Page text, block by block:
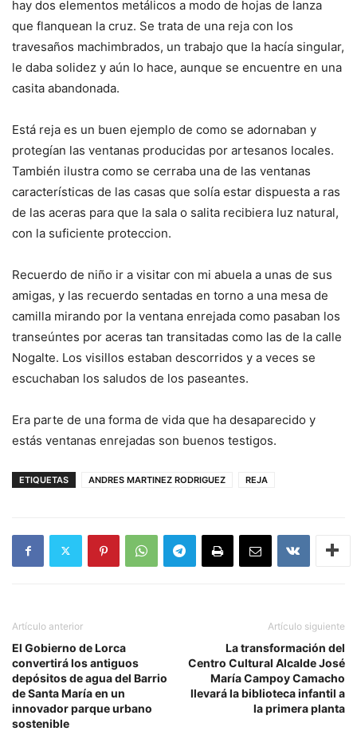
hay dos elementos metálicos a modo de hojas de lanza
que flanquean la cruz. Se trata de una reja con los
travesaños machimbrados, un trabajo que la hacía singular,
le daba solidez y aún lo hace, aunque se encuentre en una
casita abandonada.
Está reja es un buen ejemplo de como se adornaban y
protegían las ventanas producidas por artesanos locales.
También ilustra como se cerraba una de las ventanas
características de las casas que solía estar dispuesta a ras
de las aceras para que la sala o salita recibiera luz natural,
con la suficiente proteccion.
Recuerdo de niño ir a visitar con mi abuela a unas de sus
amigas, y las recuerdo sentadas en torno a una mesa de
camilla mirando por la ventana enrejada como pasaban los
transeúntes por aceras tan transitadas como las de la calle
Nogalte. Los visillos estaban descorridos y a veces se
escuchaban los saludos de los paseantes.
Era parte de una forma de vida que ha desaparecido y
estás ventanas enrejadas son buenos testigos.
ETIQUETAS ANDRES MARTINEZ RODRIGUEZ REJA
Artículo anterior
El Gobierno de Lorca
convertirá los antiguos
depósitos de agua del Barrio
de Santa María en un
innovador parque urbano
sostenible
Artículo siguiente
La transformación del
Centro Cultural Alcalde José
María Campoy Camacho
llevará la biblioteca infantil a
la primera planta